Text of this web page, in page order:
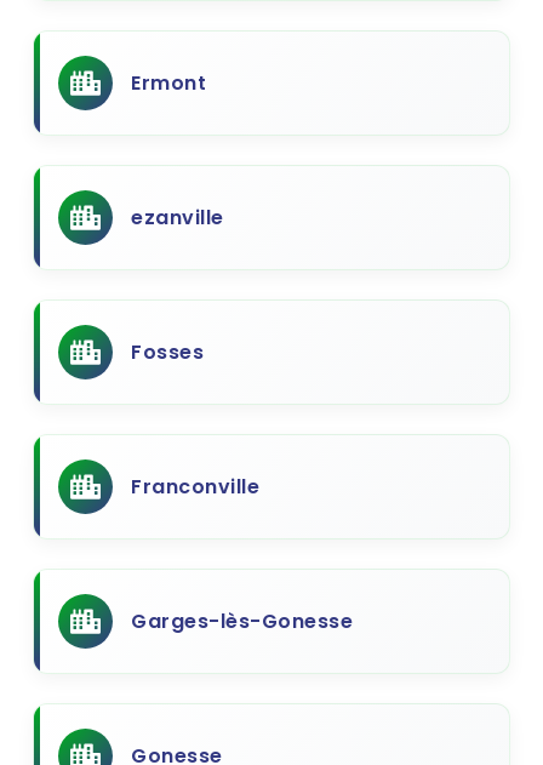
Ermont
ezanville
Fosses
Franconville
Garges-lès-Gonesse
Gonesse